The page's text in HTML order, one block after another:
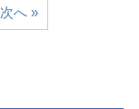
次へ »